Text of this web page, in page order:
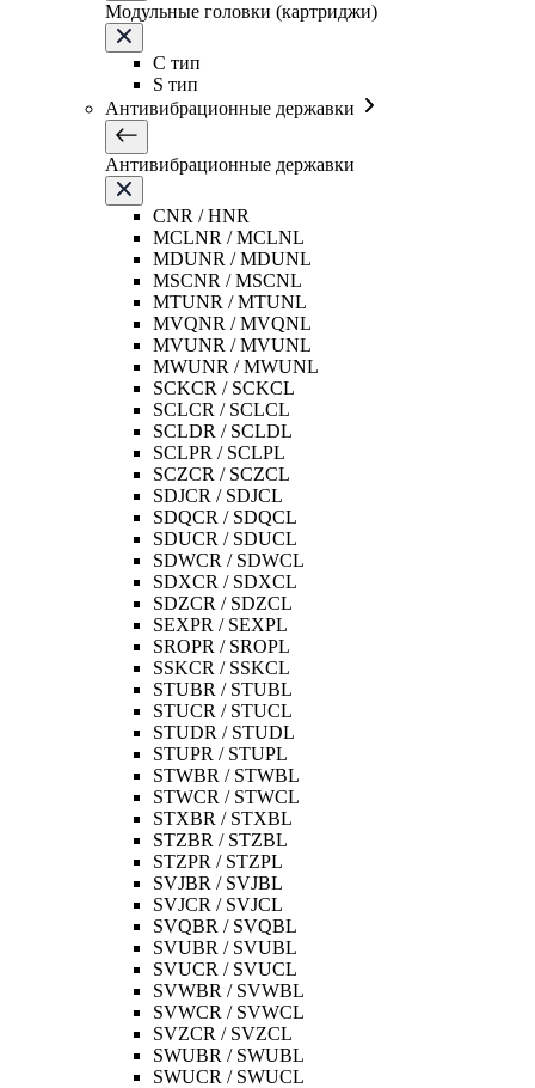
Модульные головки (картриджи)
C тип
S тип
Антивибрационные державки
Антивибрационные державки
CNR / HNR
MCLNR / MCLNL
MDUNR / MDUNL
MSCNR / MSCNL
MTUNR / MTUNL
MVQNR / MVQNL
MVUNR / MVUNL
MWUNR / MWUNL
SCKCR / SCKCL
SCLCR / SCLCL
SCLDR / SCLDL
SCLPR / SCLPL
SCZCR / SCZCL
SDJCR / SDJCL
SDQCR / SDQCL
SDUCR / SDUCL
SDWCR / SDWCL
SDXCR / SDXCL
SDZCR / SDZCL
SEXPR / SEXPL
SROPR / SROPL
SSKCR / SSKCL
STUBR / STUBL
STUCR / STUCL
STUDR / STUDL
STUPR / STUPL
STWBR / STWBL
STWCR / STWCL
STXBR / STXBL
STZBR / STZBL
STZPR / STZPL
SVJBR / SVJBL
SVJCR / SVJCL
SVQBR / SVQBL
SVUBR / SVUBL
SVUCR / SVUCL
SVWBR / SVWBL
SVWCR / SVWCL
SVZCR / SVZCL
SWUBR / SWUBL
SWUCR / SWUCL